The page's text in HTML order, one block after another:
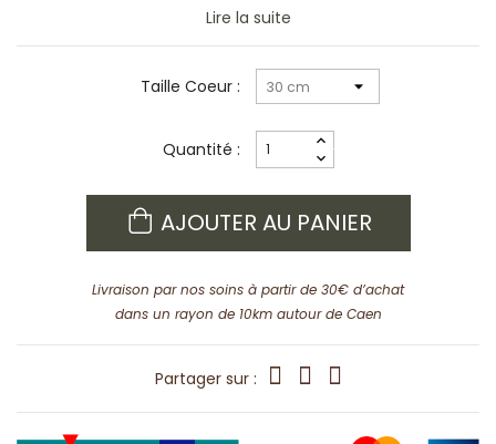
Lire la suite
Taille Coeur :
Quantité :
AJOUTER AU PANIER
Livraison par nos soins à partir de 30€ d’achat
dans un rayon de 10km autour de Caen
Partager sur :